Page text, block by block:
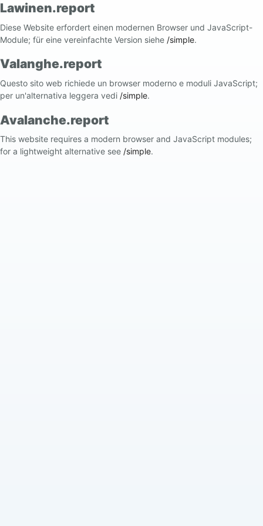
Lawinen.report
Diese Website erfordert einen modernen Browser und JavaScript-
Module; für eine vereinfachte Version siehe /simple.
Valanghe.report
Questo sito web richiede un browser moderno e moduli JavaScript;
per un'alternativa leggera vedi /simple.
Avalanche.report
This website requires a modern browser and JavaScript modules;
for a lightweight alternative see /simple.